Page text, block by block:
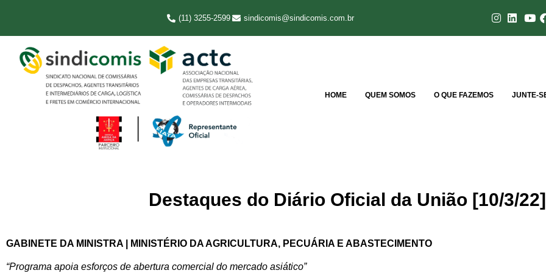
(11) 3255-2599 sindicomis@sindicomis.com.br
HOME QUEM SOMOS O QUE FAZEMOS JUNTE-
Destaques do Diário Oficial da União [10/3/22]
GABINETE DA MINISTRA | MINISTÉRIO DA AGRICULTURA, PECUÁRIA E ABASTECIMENTO
“Programa apoia esforços de abertura comercial do mercado asiático”